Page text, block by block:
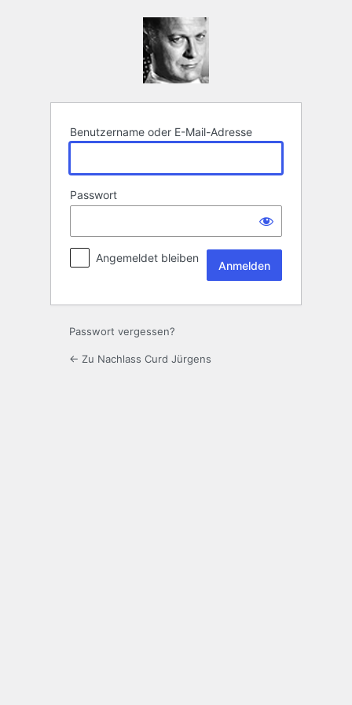
Benutzername oder E-Mail-Adresse
Passwort
Angemeldet bleiben
Passwort vergessen?
← Zu Nachlass Curd Jürgens